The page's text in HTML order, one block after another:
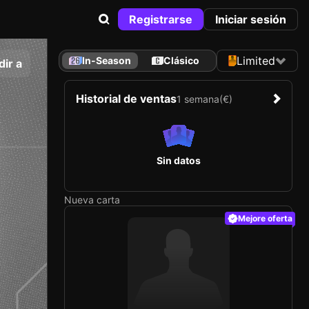
Registrarse Iniciar sesión
a In-Season Clásico Limited
Historial de ventas1 semana(€)
Sin datos
Nueva carta
Mejore oferta